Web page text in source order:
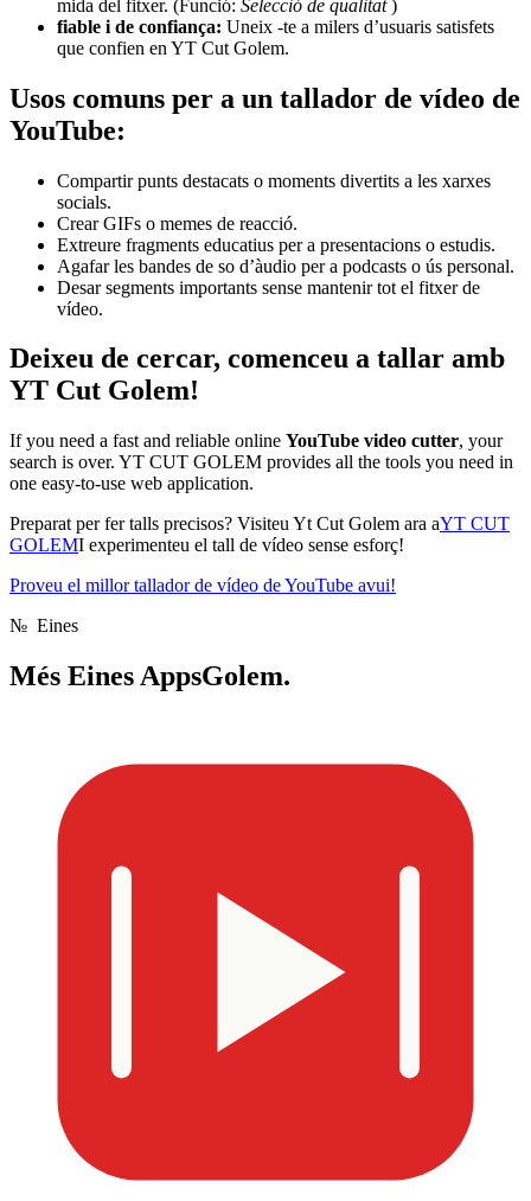
mida del fitxer. (Funció: Selecció de qualitat )
fiable i de confiança: Uneix -te a milers d’usuaris satisfets
que confien en YT Cut Golem.
Usos comuns per a un tallador de vídeo de
YouTube:
Compartir punts destacats o moments divertits a les xarxes
socials.
Crear GIFs o memes de reacció.
Extreure fragments educatius per a presentacions o estudis.
Agafar les bandes de so d’àudio per a podcasts o ús personal.
Desar segments importants sense mantenir tot el fitxer de
vídeo.
Deixeu de cercar, comenceu a tallar amb
YT Cut Golem!
If you need a fast and reliable online YouTube video cutter, your
search is over. YT CUT GOLEM provides all the tools you need in
one easy-to-use web application.
Preparat per fer talls precisos? Visiteu Yt Cut Golem ara aYT CUT
GOLEMI experimenteu el tall de vídeo sense esforç!
Proveu el millor tallador de vídeo de YouTube avui!
№ Eines
Més Eines AppsGolem.